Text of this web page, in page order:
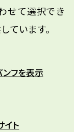
せて選択でき
ています。
フを表示
イト